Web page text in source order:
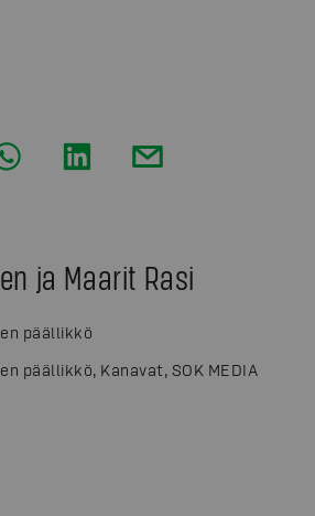
ja Maarit Rasi
päällikkö
päällikkö, Kanavat, SOK MEDIA